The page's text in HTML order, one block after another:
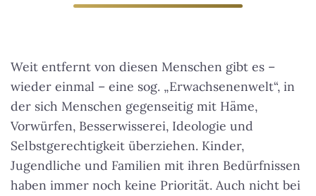
Weit entfernt von diesen Menschen gibt es –
wieder einmal – eine sog. „Erwachsenenwelt“, in
der sich Menschen gegenseitig mit Häme,
Vorwürfen, Besserwisserei, Ideologie und
Selbstgerechtigkeit überziehen. Kinder,
Jugendliche und Familien mit ihren Bedürfnissen
haben immer noch keine Priorität. Auch nicht bei